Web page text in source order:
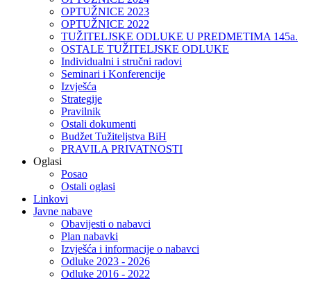
OPTUŽNICE 2023
OPTUŽNICE 2022
TUŽITELJSKE ODLUKE U PREDMETIMA 145a.
OSTALE TUŽITELJSKE ODLUKE
Individualni i stručni radovi
Seminari i Konferencije
Izvješća
Strategije
Pravilnik
Ostali dokumenti
Budžet Tužiteljstva BiH
PRAVILA PRIVATNOSTI
Oglasi
Posao
Ostali oglasi
Linkovi
Javne nabave
Obavijesti o nabavci
Plan nabavki
Izvješća i informacije o nabavci
Odluke 2023 - 2026
Odluke 2016 - 2022